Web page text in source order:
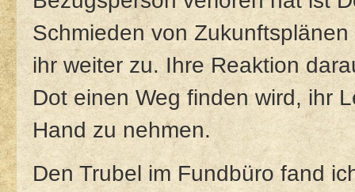
Schmieden von
ihr weiter zu. Ihre Reaktion
Dot einen Weg finden wird, ihr
Hand zu nehmen.
Den Trubel im Fundbüro fand